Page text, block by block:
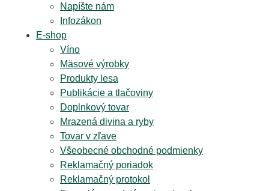
Napíšte nám
Infozákon
E-shop
Víno
Mäsové výrobky
Produkty lesa
Publikácie a tlačoviny
Doplnkový tovar
Mrazená divina a ryby
Tovar v zľave
Všeobecné obchodné podmienky
Reklamačný poriadok
Reklamačný protokol